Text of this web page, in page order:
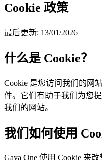
Cookie 政策
最后更新: 13/01/2026
什么是 Cookie？
Cookie 是您访问我们的网
件。它们有助于我们为您
我们的网站。
我们如何使用
Gaya One 使用 Cookie 来